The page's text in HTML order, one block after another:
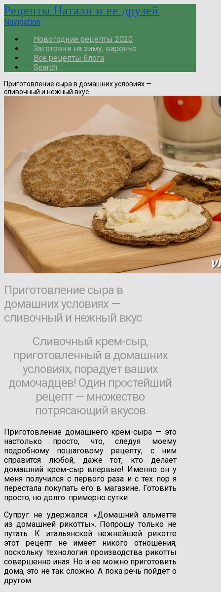
Рецепты Натали и ее друзей
Navigation
Новогодние рецепты 2020
Заготовки на зиму, варенье
Все рецепты блога
Search
Приготовление сыра в домашних условиях —
сливочный и нежный вкус
Приготовление сыра в
домашних условиях —
сливочный и нежный вкус
Сливочный крем-сыр,
приготовленный в домашних
условиях, порадует ваших
домочадцев! Один простейший
рецепт — множество
потрясающий вкусов
Приготовление домашнего крем-сыра — это
настолько просто, что, следуя моему
подробному пошаговому рецепту, с ним
справится любой, даже тот, кто делает
домашний крем-сыр впервые! Именно он у
меня получился с первого раза и с тех пор я
перестала покупать его в магазине. Готовить
просто, но долго: примерно сутки.
Супруг не удержался: «Домашний альметте
из домашней рикотты». Попрошу только не
путать. К итальянской нежнейшей рикотте
этот рецепт не имеет никого отношения,
поскольку технология производства рикотты
совершенно иная. Но и ее можно приготовить
дома, это не так сложно. А пока речь пойдет о
другом.